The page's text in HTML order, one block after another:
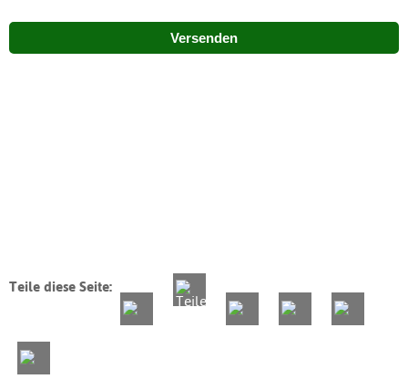
Versenden
Teile diese Seite: